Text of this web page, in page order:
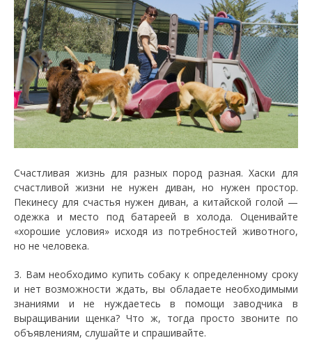
Счастливая жизнь для разных пород разная. Хаски для
счастливой жизни не нужен диван, но нужен простор.
Пекинесу для счастья нужен диван, а китайской голой —
одежка и место под батареей в холода. Оценивайте
«хорошие условия» исходя из потребностей животного,
но не человека.
3. Вам необходимо купить собаку к определенному сроку
и нет возможности ждать, вы обладаете необходимыми
знаниями и не нуждаетесь в помощи заводчика в
выращивании щенка? Что ж, тогда просто звоните по
объявлениям, слушайте и спрашивайте.